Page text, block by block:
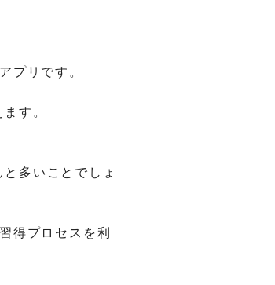
プリです。
す。
と多いことでしょ
得プロセスを利